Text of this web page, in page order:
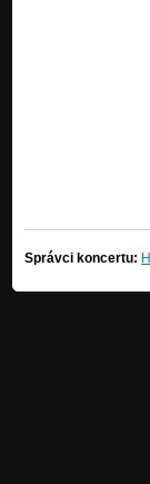
Správci koncertu: